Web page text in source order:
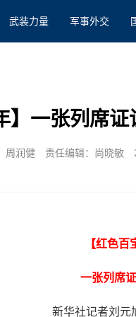
武装力量 军事外交
】一张列席
周润健 责任编辑：尚晓敏
【红色百
一张列席
新华社记者刘元